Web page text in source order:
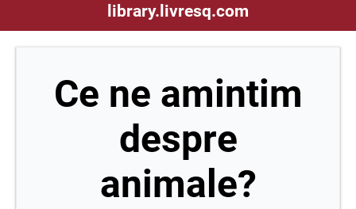
library.livresq.com
Ce ne amintim
despre
animale?